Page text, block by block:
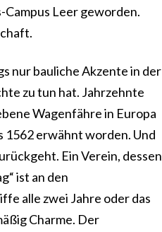
Leer geworden.
nur bauliche Akzente in der
zu tun hat. Jahrzehnte
Wagenfähre in Europa
1562 erwähnt worden. Und
Ein Verein, dessen
ist an den
alle zwei Jahre oder das
Charme. Der